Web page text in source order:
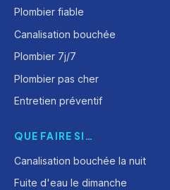
Plombier fiable
Canalisation bouchée
Plombier 7j/7
Plombier pas cher
Entretien préventif
QUE FAIRE SI…
Canalisation bouchée la nuit
Fuite d'eau le dimanche